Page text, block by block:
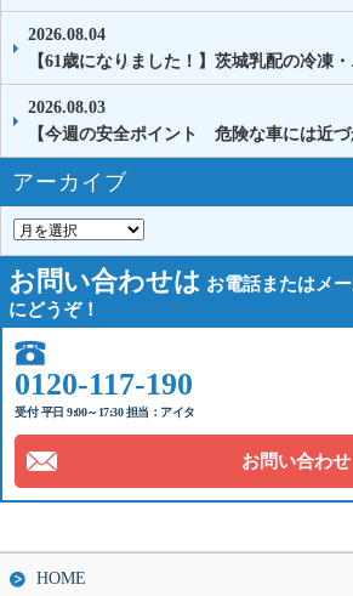
2026.08.04
【61歳になりました！】茨城乳配の冷凍
2026.08.03
【今週の安全ポイント 危険な車には近
アーカイブ
お問い合わせは お電話またはメ
にどうぞ！
0120-117-190
受付 平日 9:00～17:30 担当：アイタ
お問い合わせ
HOME